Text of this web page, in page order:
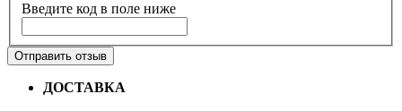
Введите код в поле ниже
Отправить отзыв
ДОСТАВКА